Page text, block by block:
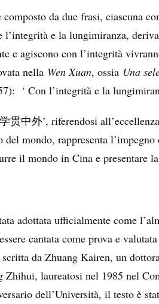
da due frasi, ciascuna
l’integrità e la lungimiranza,
e agiscono con l’integrità
nella Wen Xuan, ossia Una
‘ Con l’integrità e la
学贯中外’, riferendosi
mondo, rappresenta
il mondo in Cina e presentare
adottata ufficialmente come
cantata come prova e
scritta da Zhuang Kairen, un
Zhihui, laureatosi nel 1985 nel
dell’Università, il testo è